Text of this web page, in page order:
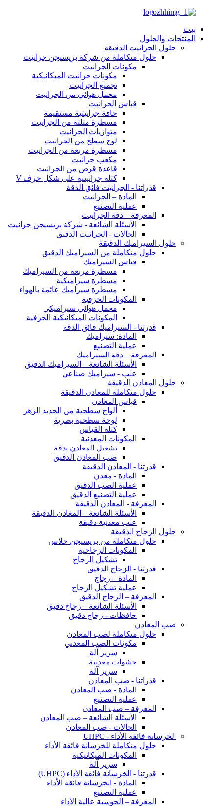
بيت
المنتجات والحلول
حلول الجرانيت الدقيقة
حلول متكاملة من شركة بريسيجن جرانيت
مكونات الجرانيت
مكونات جرانيت الميكانيكية
تجميع الجرانيت
محمل هوائي من الجرانيت
قياس الجرانيت
حافة جرانيتية مستقيمة
مسطرة مثلثة من الجرانيت
متوازيات الجرانيت
لوح سطح من الجرانيت
مسطرة مربعة من الجرانيت
مكعب جرانيت
قاعدة قرص من الجرانيت
كتلة جرانيتية على شكل حرف V
قدراتنا - الجرانيت فائق الدقة
المادة – الجرانيت
عملية التصنيع
المعرفة – دقة الجرانيت
الأسئلة الشائعة - شركة بريسيجن جرانيت
الحالات - الجرانيت الدقيق
حلول السيراميك الدقيقة
حلول متكاملة من السيراميك الدقيق
قياس السيراميك
مسطرة مربعة من السيراميك
مسطرة سيراميكية
مسطرة سيراميك عائمة بالهواء
المكونات الخزفية
محمل هوائي سيراميكي
المكونات الميكانيكية الخزفية
قدرتنا - السيراميك فائق الدقة
المادة: سيراميك
عملية التصنيع
المعرفة – دقة السيراميك
الأسئلة الشائعة – السيراميك الدقيق
علب - سيراميك صناعي
حلول المعادن الدقيقة
حلول متكاملة للمعادن الدقيقة
قياس المعادن
ألواح سطحية من الحديد الزهر
لوحة سطحية بصرية
كتلة القياس
المكونات المعدنية
تشغيل المعادن بدقة
صب المعادن الدقيق
قدرتنا - المعادن الدقيقة
المادة - معدن
عملية الصب الدقيق
عملية التصنيع الدقيق
المعرفة - المعادن الدقيقة
الأسئلة الشائعة – المعادن الدقيقة
علب معدنية دقيقة
حلول الزجاج الدقيقة
حلول متكاملة من بريسيجن جلاس
المكونات الزجاجية
تشكيل الزجاج
قدرتنا - الزجاج الدقيق
المادة – زجاج
عملية تشكيل الزجاج
المعرفة – الزجاج الدقيق
الأسئلة الشائعة – زجاج دقيق
حافظات - زجاج دقيق
صب المعادن
حلول متكاملة لصب المعادن
مكونات الصب المعدني
سرير آلة
حشوات معدنية
سرير آلة
قدراتنا - صب المعادن
المادة - صب المعادن
عملية التصنيع
المعرفة – صب المعادن
الأسئلة الشائعة – صب المعادن
الحالات - صب المعادن
الخرسانة فائقة الأداء - UHPC
حلول متكاملة للخرسانة فائقة الأداء
المكونات الميكانيكية
سرير آلة
قدرتنا - الخرسانة فائقة الأداء (UHPC)
المادة - الخرسانة فائقة الأداء
عملية التصنيع
المعرفة – الحوسبة عالية الأداء